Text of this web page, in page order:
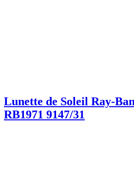
Lunette de Soleil Ray-
RB1971 9147/31